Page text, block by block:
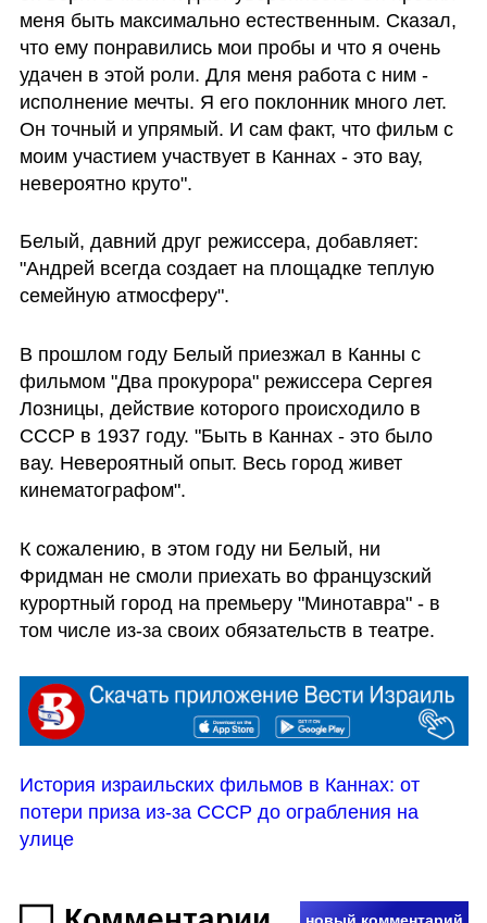
меня быть максимально естественным. Сказал,
что ему понравились мои пробы и что я очень
удачен в этой роли. Для меня работа с ним -
исполнение мечты. Я его поклонник много лет.
Он точный и упрямый. И сам факт, что фильм с
моим участием участвует в Каннах - это вау,
невероятно круто".
Белый, давний друг режиссера, добавляет:
"Андрей всегда создает на площадке теплую
семейную атмосферу".
В прошлом году Белый приезжал в Канны с
фильмом "Два прокурора" режиссера Сергея
Лозницы, действие которого происходило в
СССР в 1937 году. "Быть в Каннах - это было
вау. Невероятный опыт. Весь город живет
кинематографом".
К сожалению, в этом году ни Белый, ни
Фридман не смоли приехать во французский
курортный город на премьеру "Минотавра" - в
том числе из-за своих обязательств в театре.
История израильских фильмов в Каннах: от
потери приза из-за СССР до ограбления на
улице